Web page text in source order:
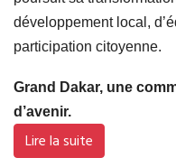
développement local,
participation citoyenne.
Grand Dakar, une
d’avenir.
Lire la suite